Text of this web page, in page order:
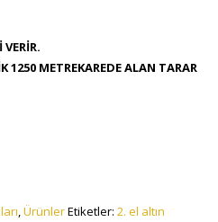
1250 METREKAREDE ALAN TARAR
,ÜrünlerEtiketler: 2. el altın